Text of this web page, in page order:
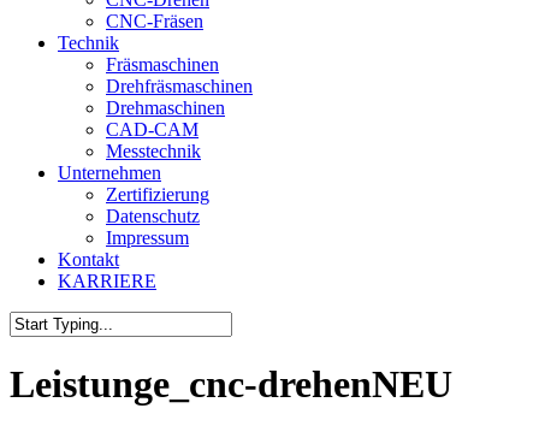
CNC-Fräsen
Technik
Fräsmaschinen
Drehfräsmaschinen
Drehmaschinen
CAD-CAM
Messtechnik
Unternehmen
Zertifizierung
Datenschutz
Impressum
Kontakt
KARRIERE
Search
Leistunge_cnc-drehenNEU